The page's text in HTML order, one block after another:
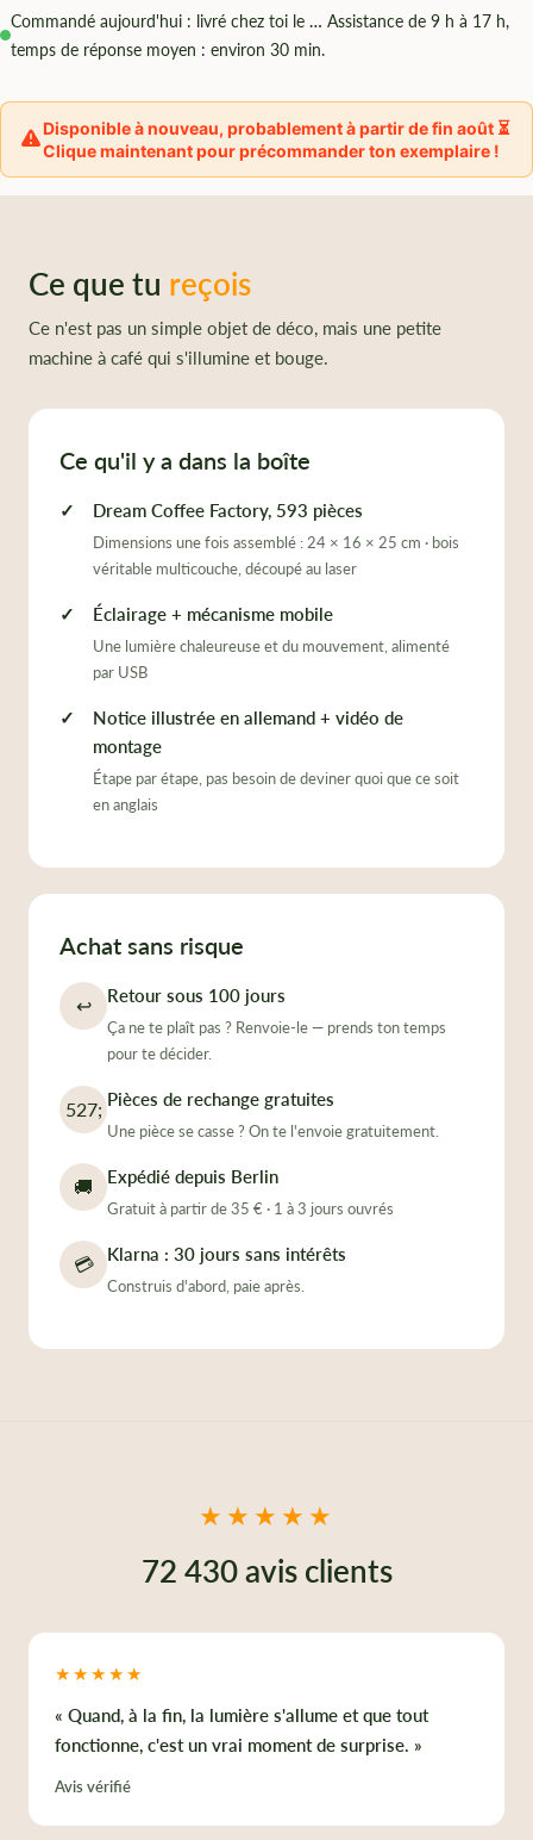
¡
Commandé aujourd'hui : livré chez toi le … Assistance de 9 h à 17 h,
temps de réponse moyen : environ 30 min.
Disponible à nouveau, probablement à partir de fin août ⏳
Clique maintenant pour précommander ton exemplaire !
Ce que tu reçois
Ce n'est pas un simple objet de déco, mais une petite
machine à café qui s'illumine et bouge.
Ce qu'il y a dans la boîte
Dream Coffee Factory, 593 pièces
Dimensions une fois assemblé : 24 × 16 × 25 cm · bois
véritable multicouche, découpé au laser
Éclairage + mécanisme mobile
Une lumière chaleureuse et du mouvement, alimenté
par USB
Notice illustrée en allemand + vidéo de
montage
Étape par étape, pas besoin de deviner quoi que ce soit
en anglais
Achat sans risque
↩ Retour sous 100 jours
Ça ne te plaît pas ? Renvoie-le — prends ton temps
pour te décider.
527; Pièces de rechange gratuites
Une pièce se casse ? On te l'envoie gratuitement.
🚚 Expédié depuis Berlin
Gratuit à partir de 35 € · 1 à 3 jours ouvrés
💳 Klarna : 30 jours sans intérêts
Construis d'abord, paie après.
★★★★★
72 430 avis clients
★★★★★
« Quand, à la fin, la lumière s'allume et que tout
fonctionne, c'est un vrai moment de surprise. »
Avis vérifié